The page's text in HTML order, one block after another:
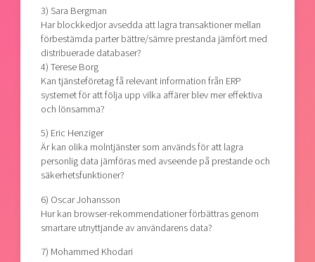
3) Sara Bergman
Har blockkedjor avsedda att lagra transaktioner mellan
förbestämda parter bättre/sämre prestanda jämfört med
distribuerade databaser?
4) Terese Borg
Kan tjänsteföretag få relevant information från ERP
systemet för att följa upp vilka affärer blev mer effektiva
och lönsamma?
5) Eric Henziger
Är kan olika molntjänster som används för att lagra
personlig data jämföras med avseende på prestande och
säkerhetsfunktioner?
6) Oscar Johansson
Hur kan browser-rekommendationer förbättras genom
smartare utnyttjande av användarens data?
7) Mohammed Khodari